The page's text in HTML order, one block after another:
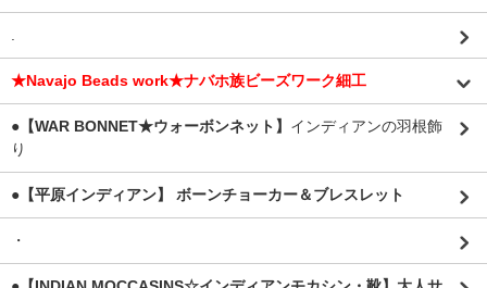
.
★Navajo Beads work★ナバホ族ビーズワーク細工
●【WAR BONNET★ウォーボンネット】 インディアンの羽根飾
り
●【平原インディアン】 ボーンチョーカー＆ブレスレット
・